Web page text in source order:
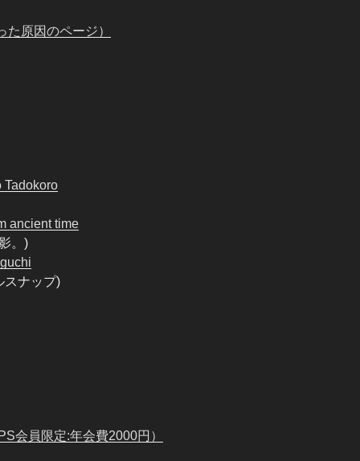
原因のページ）
Tadokoro
ancient time
。)
ナップ)
会員限定:年会費2000円）